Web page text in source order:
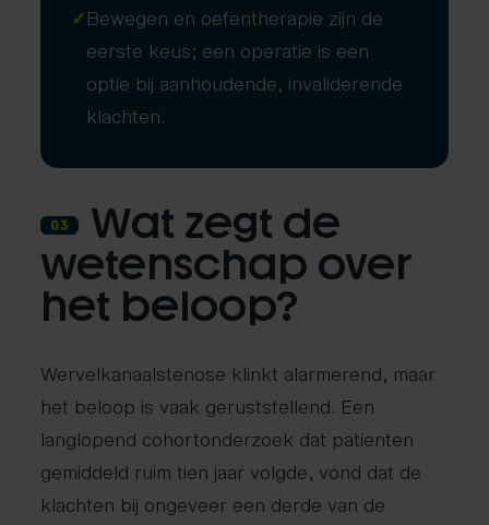
✓Bewegen en oefentherapie zijn de
eerste keus; een operatie is een
optie bij aanhoudende, invaliderende
klachten.
03
Wat zegt de
wetenschap over
het beloop?
Wervelkanaalstenose klinkt alarmerend, maar
het beloop is vaak geruststellend. Een
langlopend cohortonderzoek dat patienten
gemiddeld ruim tien jaar volgde, vond dat de
klachten bij ongeveer een derde van de